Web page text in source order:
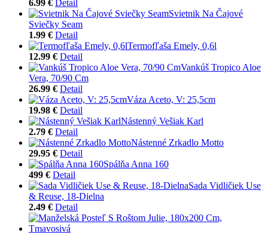
6.99 € Detail
Svietnik Na Čajové
Sviečky Seam
1.99 € Detail
Termofľaša Emely, 0,6l
12.99 € Detail
Vankúš Tropico Aloe
Vera, 70/90 Cm
26.99 € Detail
Váza Aceto, V: 25,5cm
19.98 € Detail
Nástenný Vešiak Karl
2.79 € Detail
Nástenné Zrkadlo Motto
29.95 € Detail
Spálňa Anna 160
499 € Detail
Sada Vidličiek Use
& Reuse, 18-Dielna
2.49 € Detail